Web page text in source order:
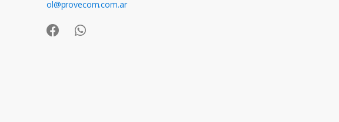
ol@provecom.com.ar